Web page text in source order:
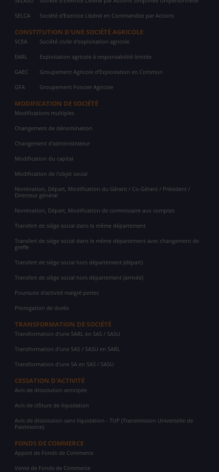
SELCA Société d'Exercice Libéral en Commandite par Actions
CONSTITUTION D'UNE SOCIÉTÉ AGRICOLE
SCEA Société civile d'exploitation agricole
EARL Exploitation agricole à responsabilité limitée
GAEC Groupement Agricole d'Exploitation en Commun
GFA Groupement Foncier Agricole
MODIFICATION DE SOCIÉTÉ
Modifications multiples
Changement de dénomination
Changement d'administrateur
Modification du capital
Modification de l'objet social
Nomination, Départ, Modification du Gérant / Co-Gérant / Président /
Directeur général
Nomination, Départ, Modification de commissaire aux comptes
Transfert de siège social dans le même département
Transfert de siège social dans le même département avec changement de
greffe
Transfert de siège social hors département (départ)
Transfert de siège social hors département (arrivée)
Poursuite d'activité malgré pertes
Prorogation de durée
TRANSFORMATION DE SOCIÉTÉ
Transformation d'une SARL en SAS / SASU
Transformation d'une SAS / SASU en SARL
Transformation d'une SA en SAS / SASU
CESSATION D'ACTIVITÉ
Avis de dissolution anticipée
Avis de clôture de liquidation
Avis de dissolution sans liquidation - TUP (Transmission Universelle de
Patrimoine)
FONDS DE COMMERCE
Apport de Fonds de Commerce
Vente de Fonds de Commerce